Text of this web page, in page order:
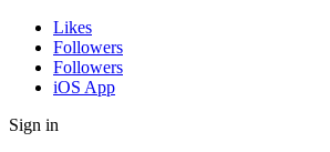
Likes
Followers
Followers
iOS App
Sign in